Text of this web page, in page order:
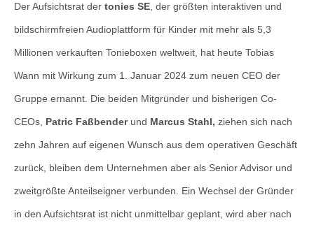
Der Aufsichtsrat der tonies SE , der größten interaktiven und
bildschirmfreien Audioplattform für Kinder mit mehr als 5,3
Millionen verkauften Tonieboxen weltweit, hat heute Tobias
Wann mit Wirkung zum 1. Januar 2024 zum neuen CEO der
Gruppe ernannt. Die beiden Mitgründer und bisherigen Co-
CEOs, Patric Faßbenderund Marcus Stahl, ziehen sich nach
zehn Jahren auf eigenen Wunsch aus dem operativen Geschäft
zurück, bleiben dem Unternehmen aber als Senior Advisor und
zweitgrößte Anteilseigner verbunden. Ein Wechsel der Gründer
in den Aufsichtsrat ist nicht unmittelbar geplant, wird aber nach